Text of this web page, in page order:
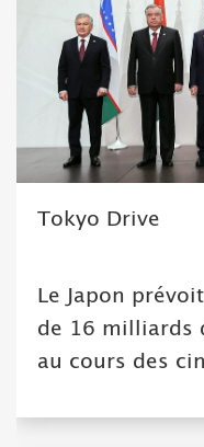
Tokyo Drive
Le Japon
de 16 milliards
au cours des